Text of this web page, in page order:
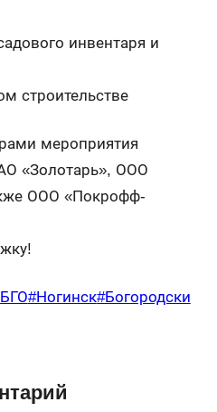
инвентаря и
строительстве
мероприятия
«Золотарь», ООО
ООО «Покрофф-
#Ногинск#Богородски